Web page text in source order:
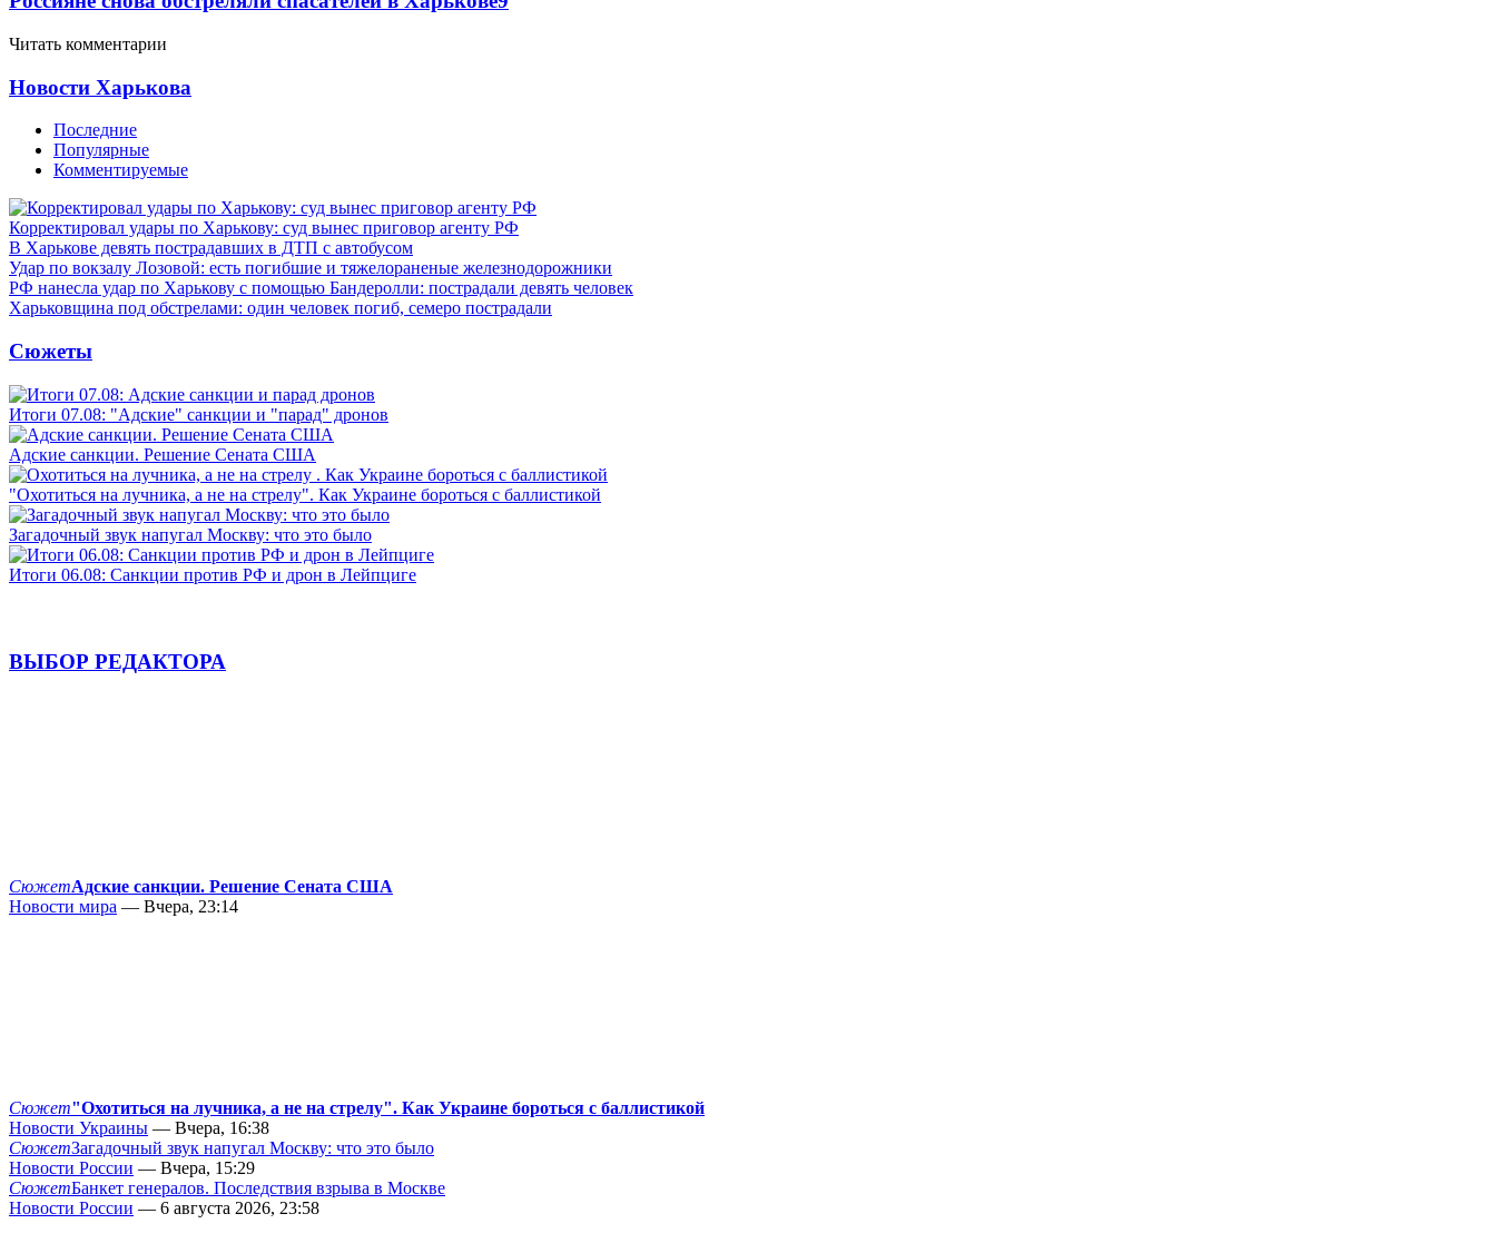
Читать комментарии
Новости Харькова
Последние
Популярные
Комментируемые
Корректировал удары по Харькову: суд вынес приговор агенту РФ
В Харькове девять пострадавших в ДТП с автобусом
Удар по вокзалу Лозовой: есть погибшие и тяжелораненые железнодорожники
РФ нанесла удар по Харькову с помощью Бандеролли: пострадали девять человек
Харьковщина под обстрелами: один человек погиб, семеро пострадали
Сюжеты
Итоги 07.08: "Адские" санкции и "парад" дронов
Адские санкции. Решение Сената США
"Охотиться на лучника, а не на стрелу". Как Украине бороться с баллистикой
Загадочный звук напугал Москву: что это было
Итоги 06.08: Санкции против РФ и дрон в Лейпциге
ВЫБОР РЕДАКТОРА
СюжетАдские санкции. Решение Сената США
Новости мира — Вчера, 23:14
Сюжет"Охотиться на лучника, а не на стрелу". Как Украине бороться с баллистикой
Новости Украины — Вчера, 16:38
СюжетЗагадочный звук напугал Москву: что это было
Новости России — Вчера, 15:29
СюжетБанкет генералов. Последствия взрыва в Москве
Новости России — 6 августа 2026, 23:58